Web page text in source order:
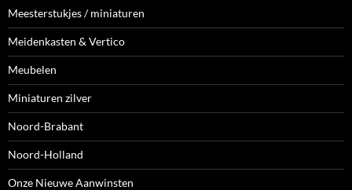
Meesterstukjes / miniaturen
Meidenkasten & Vertico
Meubelen
Miniaturen zilver
Noord-Brabant
Noord-Holland
Onze Nieuwe Aanwinsten